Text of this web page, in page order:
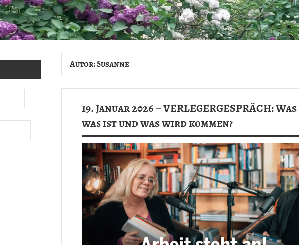
Autor:Susanne
19. Januar 2026 – VERLEGERGESPRÄCH:
was ist und was wird kommen?